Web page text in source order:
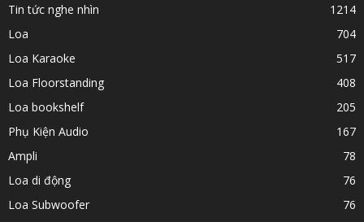
Tin tức nghe nhìn
1214
Loa
704
Loa Karaoke
517
Loa Floorstanding
408
Loa bookshelf
205
Phụ Kiện Audio
167
Ampli
78
Loa di động
76
Loa Subwoofer
76